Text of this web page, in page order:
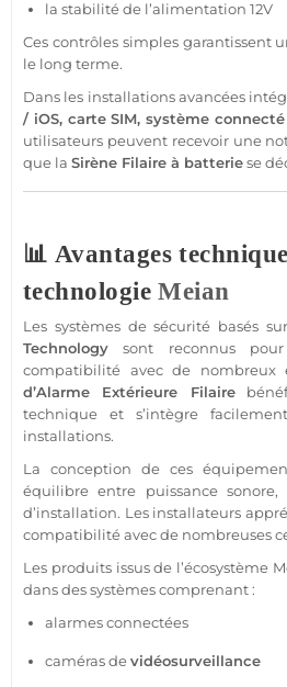
la stabilité de l’alimentation 12V
Ces contrôles simples garantissent
le long terme.
Dans les installations avancées
/ iOS, carte SIM, système connecté
utilisateurs peuvent recevoir une
que la Sirène Filaire à batteriese
📊 Avantages
technologieMeian
Les systèmes desécurité basés
Technology sont reconnus
compatibilité avec de nombreux
d’Alarme Extérieure Filaire
technique et s’intègre
installations.
La conception de ces
équilibre entre puissance
d’installation. Les installateurs
compatibilité avec de nombreuses
Les produits issus de l’écosystème
dans des systèmes comprenant :
alarmes connectées
caméras devidéosurveillance